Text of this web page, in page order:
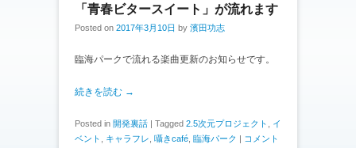
「青春ビタースイート」が流れます
Posted on 2017年3月10日 by 濱田功志
臨海パークで流れる楽曲更新のお知らせです。
続きを読む →
Posted in 開発裏話 Tagged 2.5次元プロジェクト
イ
ベント
キャラフレ 囁きcafé 臨海パーク
コメント